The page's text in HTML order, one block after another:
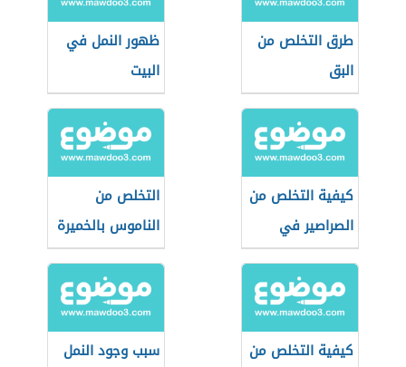
طرق التخلص من
البق
ظهور النمل في
البيت
كيفية التخلص من
الصراصير في
الثلاجة
التخلص من
الناموس بالخميرة
كيفية التخلص من
سبب وجود النمل